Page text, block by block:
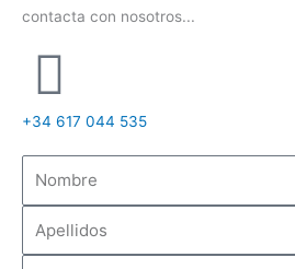
contacta con nosotros...
‭+34 617 044 535‬